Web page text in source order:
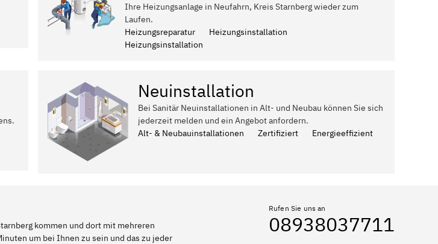
Ihre Heizungsanlage in Neufahrn, Kreis Starnberg wieder zum
Laufen.
Heizungsreparatur
Heizungsinstallation
Heizungsinstallation
Neuinstallation
Bei Sanitär Neuinstallationen in Alt- und Neubau können Sie sich
jederzeit melden und ein Angebot anfordern.
Alt- & Neubauinstallationen
Zertifiziert Energieeffizient
kommen und dort mit mehreren
um bei Ihnen zu sein und das zu jeder
Rufen Sie uns an
08938037711